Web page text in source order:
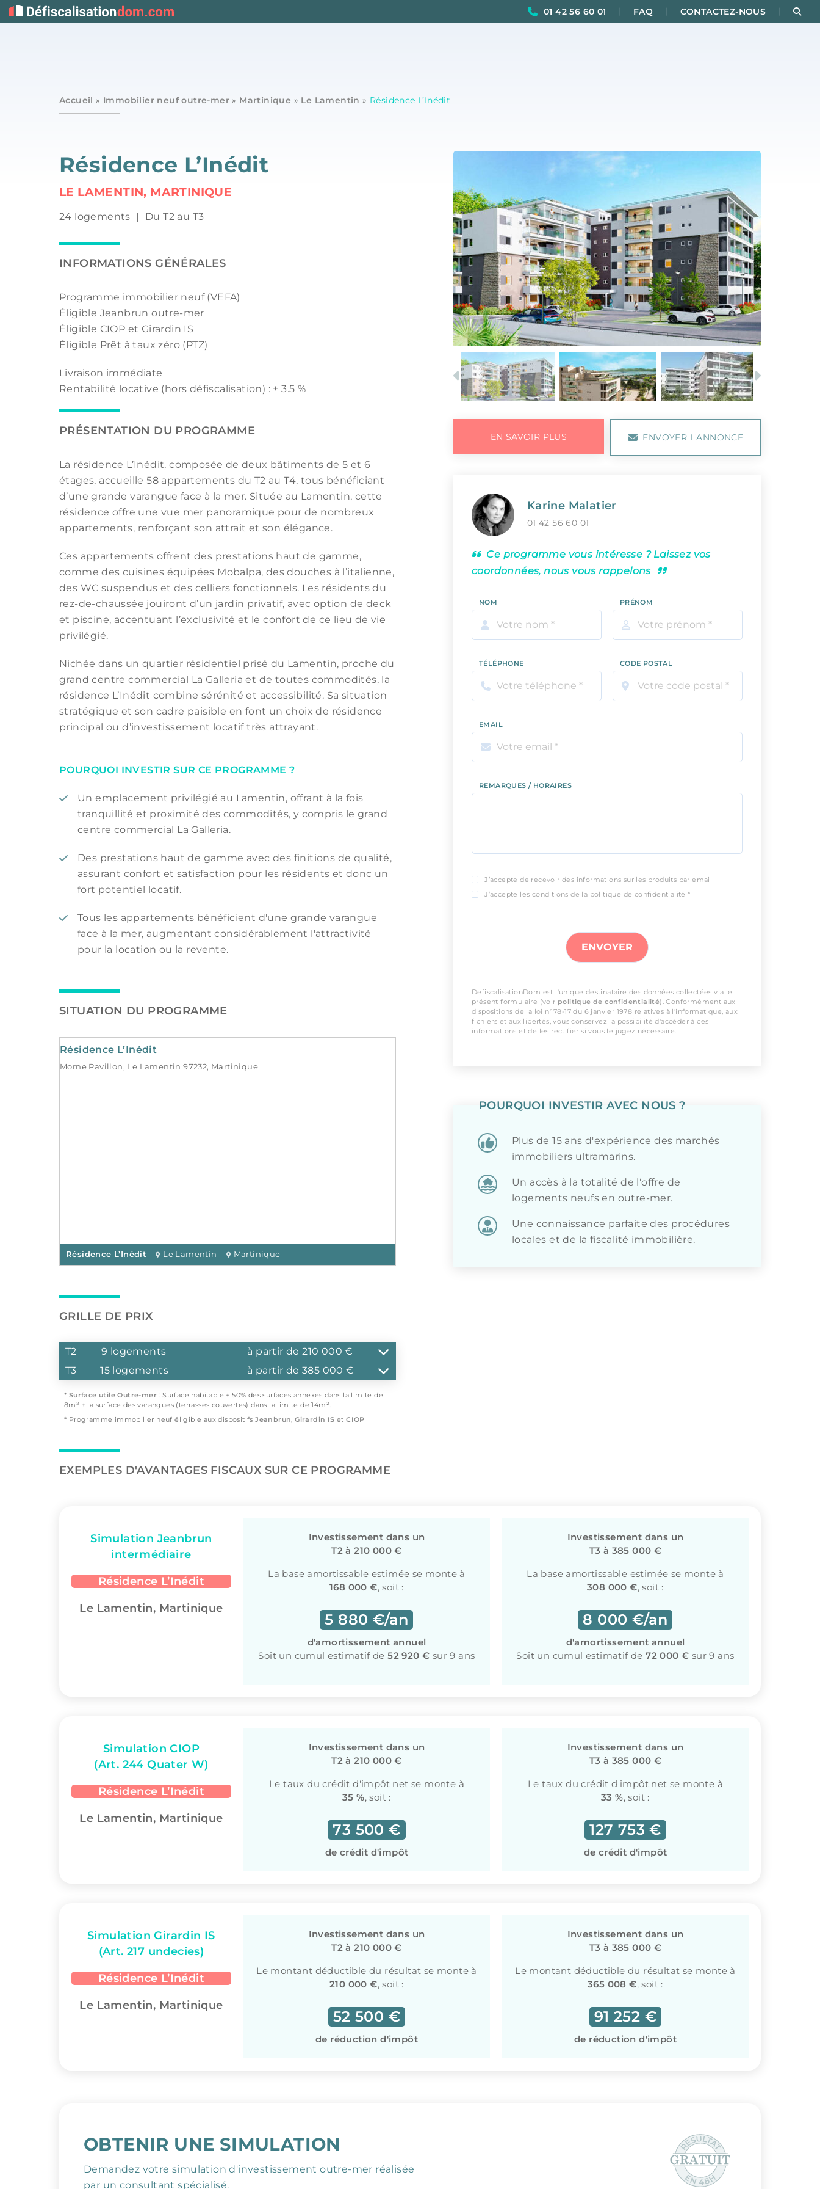
01 42 56 60 01 FAQ CONTACTEZ-NOUS
Accueil » Immobilier neuf outre-mer » Martinique » Le Lamentin » Résidence L’Inédit
Résidence L’Inédit
LE LAMENTIN, MARTINIQUE
24 logements | Du T2 au T3
INFORMATIONS GÉNÉRALES
Programme immobilier neuf (VEFA)
Éligible Jeanbrun outre-mer
Éligible CIOP et Girardin IS
Éligible Prêt à taux zéro (PTZ)
Livraison immédiate
Rentabilité locative (hors défiscalisation) : ± 3.5 %
Previous Next
PRÉSENTATION DU PROGRAMME
La résidence L’Inédit, composée de deux bâtiments de 5 et 6
étages, accueille 58 appartements du T2 au T4, tous bénéficiant
d’une grande varangue face à la mer. Située au Lamentin, cette
résidence offre une vue mer panoramique pour de nombreux
appartements, renforçant son attrait et son élégance.
Ces appartements offrent des prestations haut de gamme,
comme des cuisines équipées Mobalpa, des douches à l’italienne,
des WC suspendus et des celliers fonctionnels. Les résidents du
rez-de-chaussée jouiront d’un jardin privatif, avec option de deck
et piscine, accentuant l’exclusivité et le confort de ce lieu de vie
privilégié.
Nichée dans un quartier résidentiel prisé du Lamentin, proche du
grand centre commercial La Galleria et de toutes commodités, la
résidence L’Inédit combine sérénité et accessibilité. Sa situation
stratégique et son cadre paisible en font un choix de résidence
principal ou d’investissement locatif très attrayant.
POURQUOI INVESTIR SUR CE PROGRAMME ?
Un emplacement privilégié au Lamentin, offrant à la fois
tranquillité et proximité des commodités, y compris le grand
centre commercial La Galleria.
Des prestations haut de gamme avec des finitions de qualité,
assurant confort et satisfaction pour les résidents et donc un
fort potentiel locatif.
Tous les appartements bénéficient d'une grande varangue
face à la mer, augmentant considérablement l'attractivité
pour la location ou la revente.
SITUATION DU PROGRAMME
Résidence L’Inédit
Morne Pavillon, Le Lamentin 97232, Martinique
Résidence L’Inédit Le Lamentin Martinique
GRILLE DE PRIX
T2 9 logements
à partir de 210 000 €
T3
15 logements à partir de 385 000 €
* Surface utile Outre-mer : Surface habitable + 50% des surfaces annexes dans la limite de
8m² + la surface des varangues (terrasses couvertes) dans la limite de 14m².
* Programme immobilier neuf éligible aux dispositifsJeanbrun,Girardin IS etCIOP
EN SAVOIR PLUS ENVOYER L'ANNONCE
Karine Malatier
01 42 56 60 01
Ce programme vous intéresse ? Laissez vos
coordonnées, nous vous rappelons
NOM PRÉNOM
TÉLÉPHONE CODE POSTAL
EMAIL
REMARQUES / HORAIRES
J’accepte de recevoir des informations sur les produits par email
J’accepte les conditions de la politique de confidentialité *
DefiscalisationDom est l'unique destinataire des données collectées via le
présent formulaire (voir politique de confidentialité). Conformément aux
dispositions de la loi n°78-17 du 6 janvier 1978 relatives à l'informatique, aux
fichiers et aux libertés, vous conservez la possibilité d'accéder à ces
informations et de les rectifier si vous le jugez nécessaire.
POURQUOI INVESTIR AVEC NOUS ?
Plus de 15 ans d'expérience des marchés
immobiliers ultramarins.
Un accès à la totalité de l'offre de
logements neufs en outre-mer.
Une connaissance parfaite des procédures
locales et de la fiscalité immobilière.
EXEMPLES D'AVANTAGES FISCAUX SUR CE PROGRAMME
Simulation Jeanbrun
intermédiaire
Résidence L’Inédit
Le Lamentin, Martinique
Investissement dans un
T2 à 210 000 €
La base amortissable estimée se monte à
168 000 €, soit :
5 880 €/an
d'amortissement annuel
Soit un cumul estimatif de52 920 € sur 9 ans
Investissement dans un
T3 à 385 000 €
La base amortissable estimée se monte à
308 000 €, soit :
8 000 €/an
d'amortissement annuel
Soit un cumul estimatif de72 000 € sur 9 ans
Simulation CIOP
(Art. 244 Quater W)
Résidence L’Inédit
Le Lamentin, Martinique
Investissement dans un
T2 à 210 000 €
Le taux du crédit d'impôt net se monte à
35 %, soit :
73 500 €
de crédit d'impôt
Investissement dans un
T3 à 385 000 €
Le taux du crédit d'impôt net se monte à
33 %, soit :
127 753 €
de crédit d'impôt
Simulation Girardin IS
(Art. 217 undecies)
Résidence L’Inédit
Le Lamentin, Martinique
Investissement dans un
T2 à 210 000 €
Le montant déductible du résultat se monte à
210 000 €, soit :
52 500 €
de réduction d'impôt
Investissement dans un
T3 à 385 000 €
Le montant déductible du résultat se monte à
365 008 €, soit :
91 252 €
de réduction d'impôt
OBTENIR UNE SIMULATION
Demandez votre simulation d'investissement outre-mer réalisée
par un consultant spécialisé.